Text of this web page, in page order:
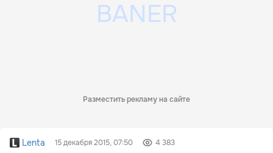
Разместить рекламу на сайте
Lenta 15 декабря 2015, 07:50 4 383